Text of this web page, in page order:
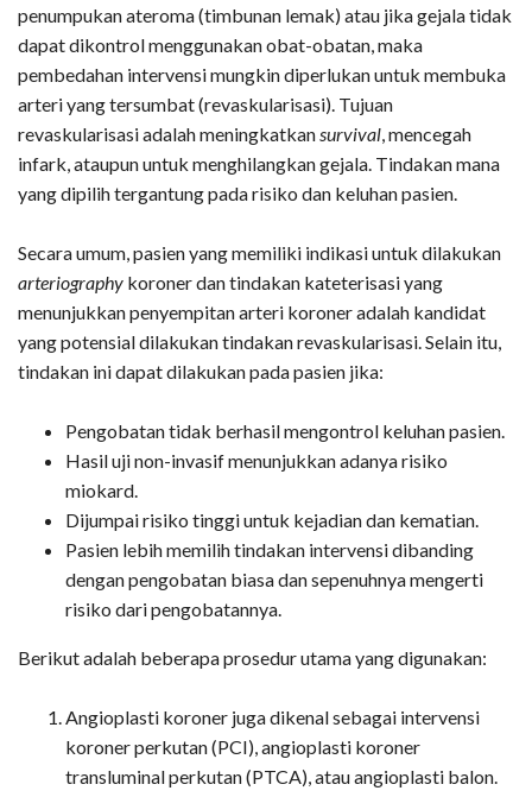
penumpukan ateroma (timbunan lemak) atau jika gejala tidak
dapat dikontrol menggunakan obat-obatan, maka
pembedahan intervensi mungkin diperlukan untuk membuka
arteri yang tersumbat (revaskularisasi). Tujuan
revaskularisasi adalah meningkatkansurvival, mencegah
infark, ataupun untuk menghilangkan gejala. Tindakan mana
yang dipilih tergantung pada risiko dan keluhan pasien.
Secara umum, pasien yang memiliki indikasi untuk dilakukan
arteriography koroner dan tindakan kateterisasi yang
menunjukkan penyempitan arteri koroner adalah kandidat
yang potensial dilakukan tindakan revaskularisasi. Selain itu,
tindakan ini dapat dilakukan pada pasien jika:
Pengobatan tidak berhasil mengontrol keluhan pasien.
Hasil uji non-invasif menunjukkan adanya risiko
miokard.
Dijumpai risiko tinggi untuk kejadian dan kematian.
Pasien lebih memilih tindakan intervensi dibanding
dengan pengobatan biasa dan sepenuhnya mengerti
risiko dari pengobatannya.
Berikut adalah beberapa prosedur utama yang digunakan:
Angioplasti koroner juga dikenal sebagai intervensi
koroner perkutan (PCI), angioplasti koroner
transluminal perkutan (PTCA), atau angioplasti balon.